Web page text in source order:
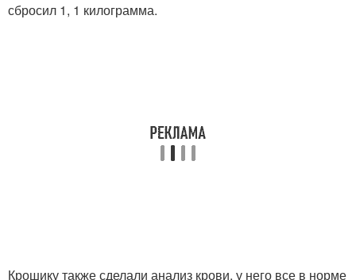
сбросил 1, 1 килограмма.
Крошику также сделали анализ крови, у него все в норме